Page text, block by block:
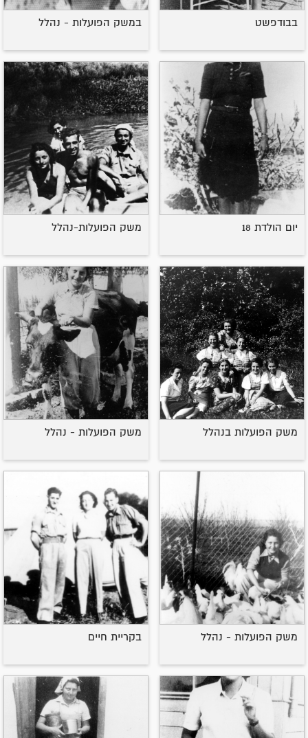
בבודפשט במשק הפועלות - נהלל
יום הולדת 18 משק הפועלות-נהלל
משק הפועלות בנהלל משק הפועלות - נהלל
משק הפועלות - נהלל בקריית חיים